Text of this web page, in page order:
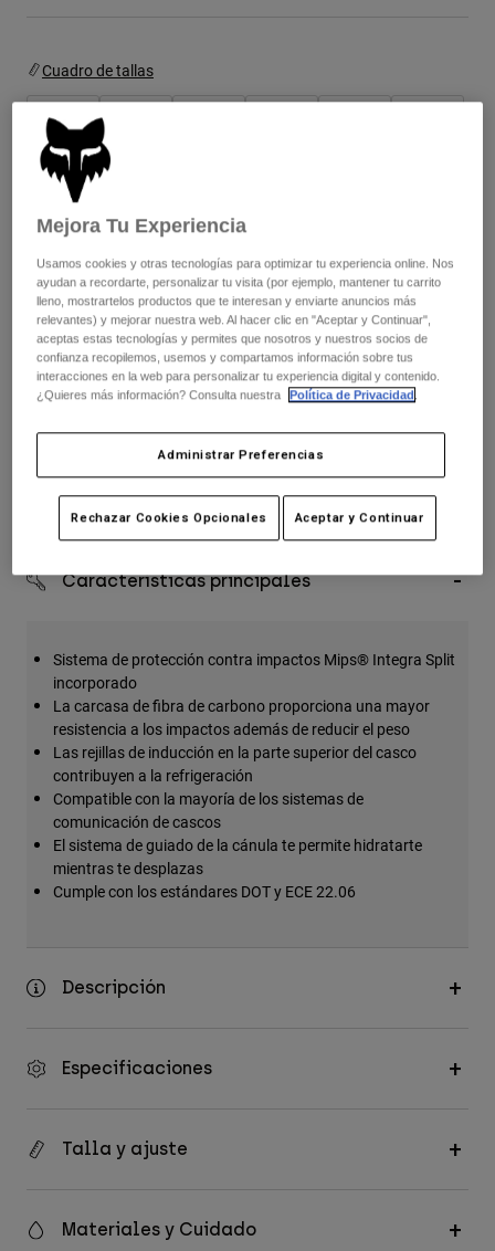
Explorar MTB
Product Help
Guía de Equipamiento de MTB
Guía de cuidado de cascos
Product Help
Guía de Equipamiento de Moto
Guía de cuidado de cascos
Guía de cuidado de las botas
Ver todo
Accesorios
Gorras y Gorros
Bolsas y Mochilas
Calcetines
Stickers
Otros Accesorios
Ver todo
Ver todo
Ropa Casual
Tops
Chaquetas
Pantalones
Pantalones Cortos
Bañadores
Accesorios
Bolsas y Mochilas
Ver todo
Cuadro de tallas
XS
Color -Blanco
seleccionado
Añadir al carrito
Envío gratuito para pedidos superiores a 125€
Devoluciones fáciles
Características principales
Sistema de protección contra impactos Mips® Integra Split
incorporado
La carcasa de fibra de carbono proporciona una mayor
resistencia a los impactos además de reducir el peso
Las rejillas de inducción en la parte superior del casco
contribuyen a la refrigeración
Compatible con la mayoría de los sistemas de
comunicación de cascos
El sistema de guiado de la cánula te permite hidratarte
mientras te desplazas
Cumple con los estándares DOT y ECE 22.06
Descripción
Especificaciones
Talla y ajuste
Materiales y Cuidado
Mejora Tu Experiencia
Usamos cookies y otras tecnologías para optimizar tu experiencia online. Nos
ayudan a recordarte, personalizar tu visita (por ejemplo, mantener tu carrito
lleno, mostrartelos productos que te interesan y enviarte anuncios más
relevantes) y mejorar nuestra web. Al hacer clic en "Aceptar y Continuar",
aceptas estas tecnologías y permites que nosotros y nuestros socios de
confianza recopilemos, usemos y compartamos información sobre tus
interacciones en la web para personalizar tu experiencia digital y contenido.
¿Quieres más información? Consulta nuestra
Política de Privacidad.
Administrar Preferencias
Rechazar Cookies Opcionales Aceptar y Continuar